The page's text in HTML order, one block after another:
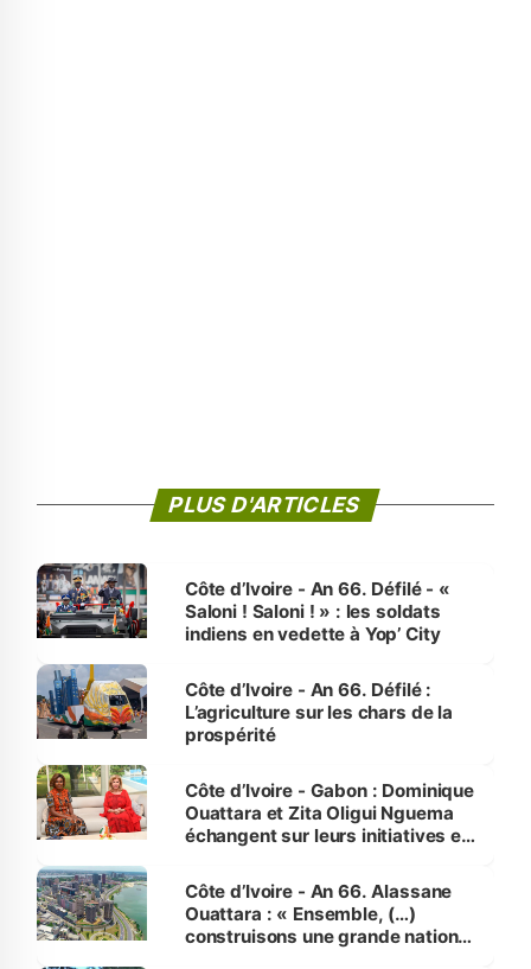
PLUS D'ARTICLES
Côte d’Ivoire - An 66. Défilé - «
Saloni ! Saloni ! » : les soldats
indiens en vedette à Yop’ City
Côte d’Ivoire - An 66. Défilé :
L’agriculture sur les chars de la
prospérité
Côte d’Ivoire - Gabon : Dominique
Ouattara et Zita Oligui Nguema
échangent sur leurs initiatives en
enfants
Côte d’Ivoire - An 66. Alassane
Ouattara : « Ensemble, (…)
construisons une grande nation